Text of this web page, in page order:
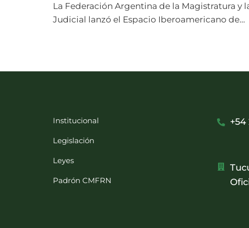
La Federación Argentina de la Magistratura y
Judicial lanzó el Espacio Iberoamericano de…
Institucional
Legislación
Leyes
Padrón CMFRN
+54